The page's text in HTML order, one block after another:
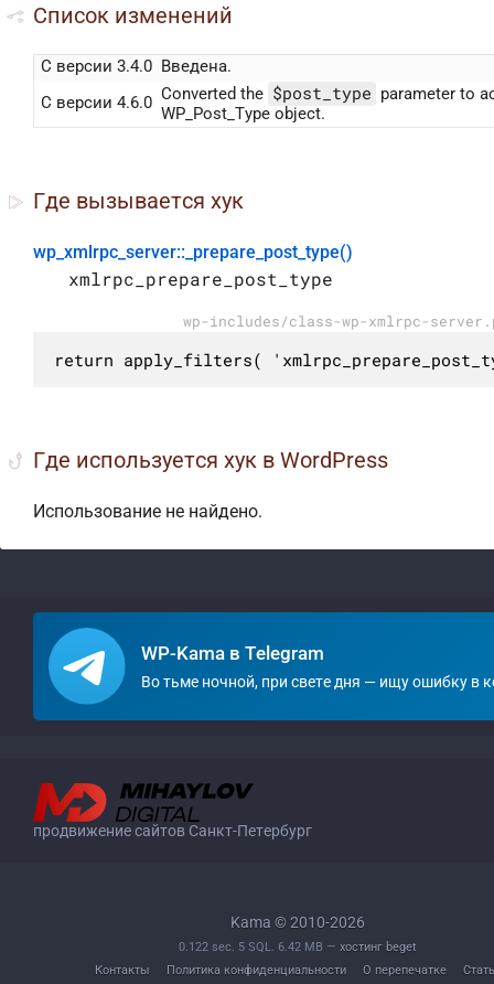
Список изменений
С версии 3.4.0 Введена.
С версии 4.6.0 Converted the $post_type parameter to
WP_Post_Type object.
Где вызывается хук
wp_xmlrpc_server::_prepare_post_type()
xmlrpc_prepare_post_type
wp-includes/class-wp-xmlrpc-
return apply_filters(
Где используется хук в WordPress
Использование не найдено.
WP-Kama в Telegram
Во тьме ночной, при свете дня — ищу ошибку в
продвижение сайтов Санкт-Петербург
Kama © 2010-2026
0.122 sec. 5 SQL. 6.42 MB — хостинг beget
Контакты
Политика конфиденциальности О перепечатке